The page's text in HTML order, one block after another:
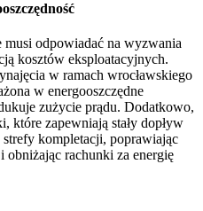
musi odpowiadać na wyzwania
kosztów eksploatacyjnych.
w ramach wrocławskiego
w energooszczędne
zużycie prądu. Dodatkowo,
które zapewniają stały dopływ
strefy kompletacji, poprawiając
obniżając rachunki za energię